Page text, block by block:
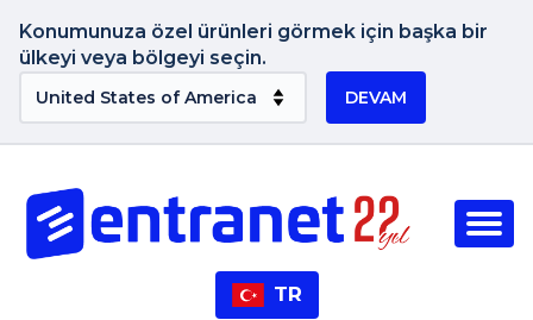
Konumunuza özel ürünleri görmek için başka bir
ülkeyi veya bölgeyi seçin.
DEVAM
TR